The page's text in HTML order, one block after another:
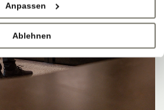
Anpassen
Ablehnen